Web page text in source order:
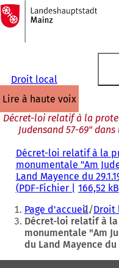
Accéder au contenu
Vers
la
page
d'accueil
Droit local
lire à haute voix
Décret-loi relatif à la
Judensand 57-69"
Décret-loi relatif à la
monumentale "Am
Land Mayence du
PDF-Fichier 166,52 kB
Vous
êtes
Page d'accueil Droit
Décret-loi relatif à
monumentale "Am
du Land Mayence du